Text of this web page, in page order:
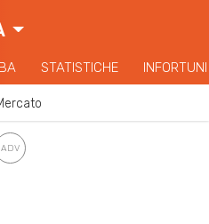
STATISTICHE INFORTUNI